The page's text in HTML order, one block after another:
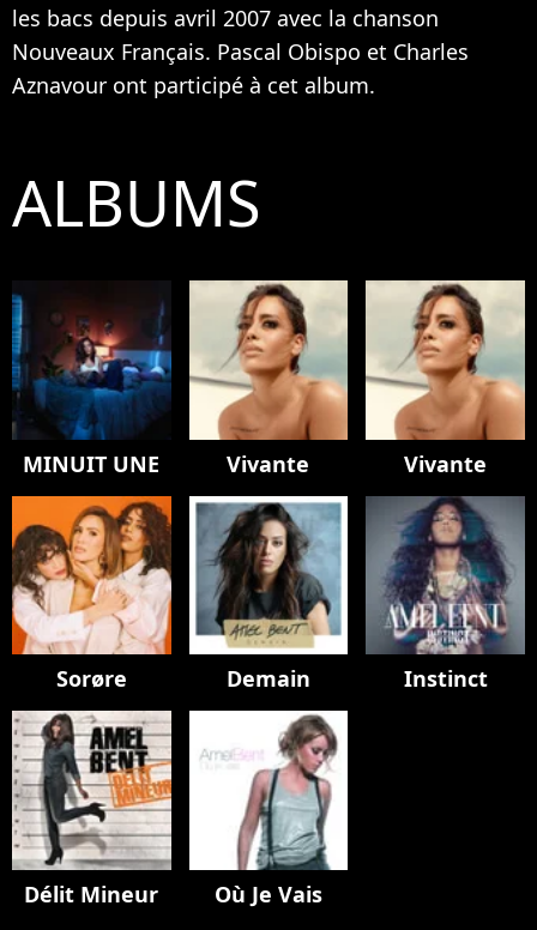
les bacs depuis avril 2007 avec la chanson
Nouveaux Français. Pascal Obispo et Charles
Aznavour ont participé à cet album.
ALBUMS
MINUIT UNE Vivante Vivante
Sorøre Demain Instinct
Délit Mineur Où Je Vais